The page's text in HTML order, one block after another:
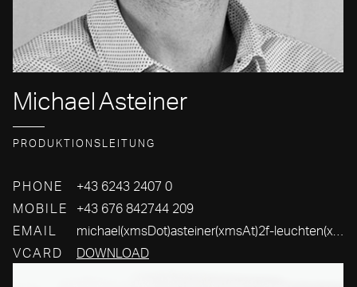
Michael Asteiner
PRODUKTIONSLEITUNG
PHONE
+43 6243 2407 0
MOBILE
+43 676 842744 209
EMAIL
michael(xmsDot)asteiner(xmsAt)2f-leuchten(xmsDot)com
VCARD
DOWNLOAD